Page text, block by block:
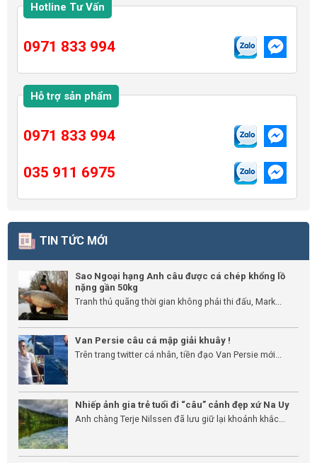
Hotline Tư Vấn
0971 833 994
Hỗ trợ sản phẩm
0971 833 994
035 911 6975
TIN TỨC MỚI
Sao Ngoại hạng Anh câu được cá chép khổng lồ
nặng gần 50kg
Tranh thủ quãng thời gian không phải thi đấu, Mark...
Van Persie câu cá mập giải khuây !
Trên trang twitter cá nhân, tiền đạo Van Persie mới...
Nhiếp ảnh gia trẻ tuổi đi “câu” cảnh đẹp xứ Na Uy
Anh chàng Terje Nilssen đã lưu giữ lại khoảnh khắc...